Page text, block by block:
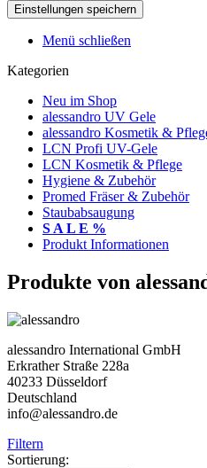
Menü schließen
Kategorien
Neu im Shop
alessandro UV Gele
alessandro Kosmetik &
LCN Profi UV-Gele
LCN Kosmetik & Pflege
Hygiene & Zubehör
Promed Fräser & Zubehör
Staubabsaugung
S A L E %
Produkt Informationen
Produkte von
alessandro International GmbH
Erkrather Straße 228a
40233 Düsseldorf
Deutschland
info@alessandro.de
Filtern
Sortierung: